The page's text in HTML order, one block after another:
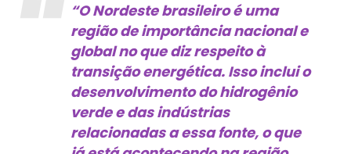
“O Nordeste brasileiro é uma
região de importância nacional e
global no que diz respeito à
transição energética. Isso inclui o
desenvolvimento do hidrogênio
verde e das indústrias
relacionadas a essa fonte, o que